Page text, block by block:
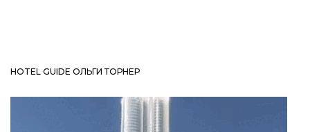
HOTEL GUIDE ОЛЬГИ ТОРНЕР